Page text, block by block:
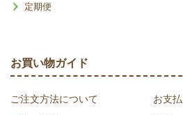
定期便
お買い物ガイド
ご注文方法について お支